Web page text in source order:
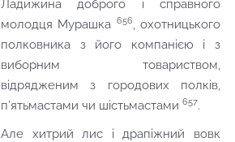
Ладижина доброго і справного
молодця Мурашка 656, охотницького
полковника з його компанією і з
виборним товариством,
відрядженим з городових полків,
п’ятьмастами чи шістьмастами 657.
Але хитрий лис і драпіжний вовк